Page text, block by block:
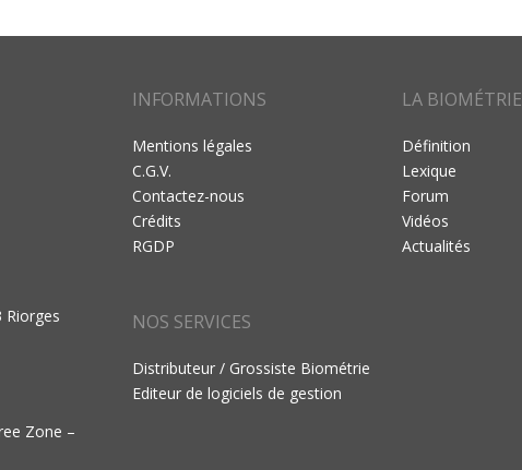
Riorges
Zone –
INFORMATIONS
Mentions légales
C.G.V.
Contactez-nous
Crédits
RGDP
NOS SERVICES
Distributeur / Grossiste Biométrie
Editeur de logiciels de gestion
LA BIOMÉTRIE
Définition
Lexique
Forum
Vidéos
Actualités